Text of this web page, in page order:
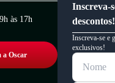
às 17h
a Oscar
Inscreva-
descontos!
Inscreva-se e
exclusivos!